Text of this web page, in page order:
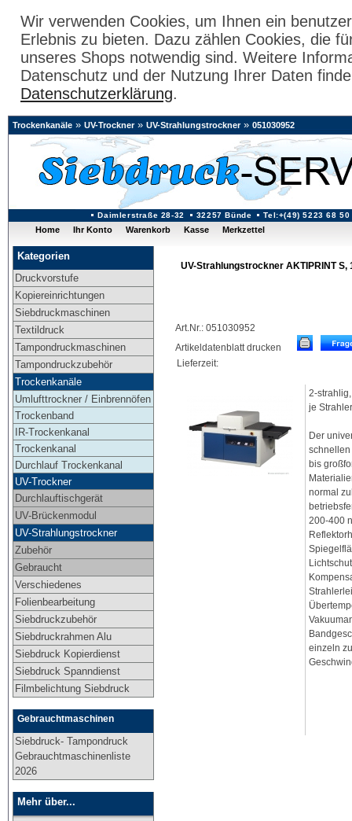
Wir verwenden Cookies, um Ihnen ein
Erlebnis zu bieten. Dazu zählen Cookies, die
unseres Shops notwendig sind. Weitere
Datenschutz und der Nutzung Ihrer Daten
Datenschutzerklärung.
Daimlerstraße 28-32 32257 Bünde Tel:+(49) 5223 68 50
Trockenkanäle » UV-Trockner» UV-Strahlungstrockner» 051030952
Home Ihr Konto Warenkorb Kasse Merkzettel
Kategorien
Druckvorstufe
Kopiereinrichtungen
Siebdruckmaschinen
Textildruck
Tampondruckmaschinen
Tampondruckzubehör
Trockenkanäle
Umlufttrockner / Einbrennöfen
Trockenband
IR-Trockenkanal
Trockenkanal
Durchlauf Trockenkanal
UV-Trockner
Durchlauftischgerät
UV-Brückenmodul
UV-Strahlungstrockner
Zubehör
Gebraucht
Verschiedenes
Folienbearbeitung
Siebdruckzubehör
Siebdruckrahmen Alu
Siebdruck Kopierdienst
Siebdruck Spanndienst
Filmbelichtung Siebdruck
Gebrauchtmaschinen
Siebdruck- Tampondruck
Gebrauchtmaschinenliste
2026
Mehr über...
UV-Strahlungstrockner AKTIPRINT S,
Art.Nr.: 051030952
Artikeldatenblatt drucken
Lieferzeit:
2-
je
Der
schnellen
bis
normal
200-400
einzeln